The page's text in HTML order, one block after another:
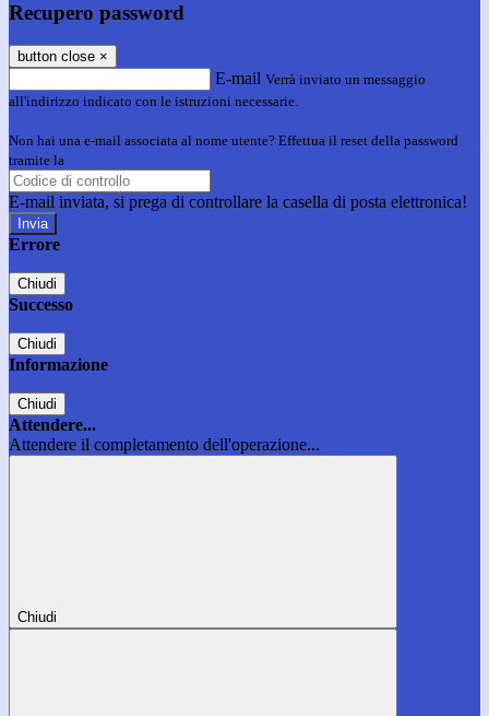
Recupero password
button close ×
E-mail Verrà inviato un messaggio
all'indirizzo indicato con le istruzioni necessarie.
Non hai una e-mail associata al nome utente? Effettua il reset della password
tramite la
E-mail inviata, si prega di controllare la casella di posta elettronica!
Errore
Chiudi
Successo
Chiudi
Informazione
Chiudi
Attendere...
Attendere il completamento dell'operazione...
Chiudi